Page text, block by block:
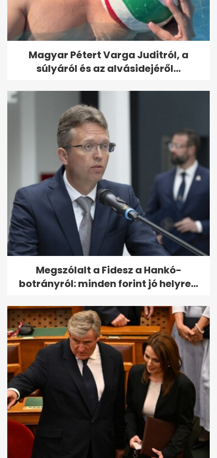
Magyar Pétert Varga Juditról, a
súlyáról és az alvásidejéről...
Megszólalt a Fidesz a Hankó-
botrányról: minden forint jó helyre...